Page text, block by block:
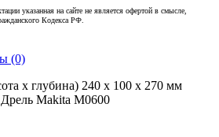
указанная на сайте не является офертой в смысле,
Кодекса РФ.
(0)
x глубина) 240 х 100 х 270 мм
Дрель Makita M0600